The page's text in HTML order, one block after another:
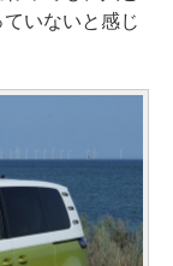
いないと感じ